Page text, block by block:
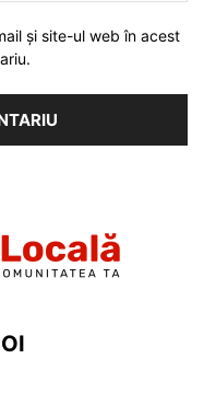
și site-ul web în acest